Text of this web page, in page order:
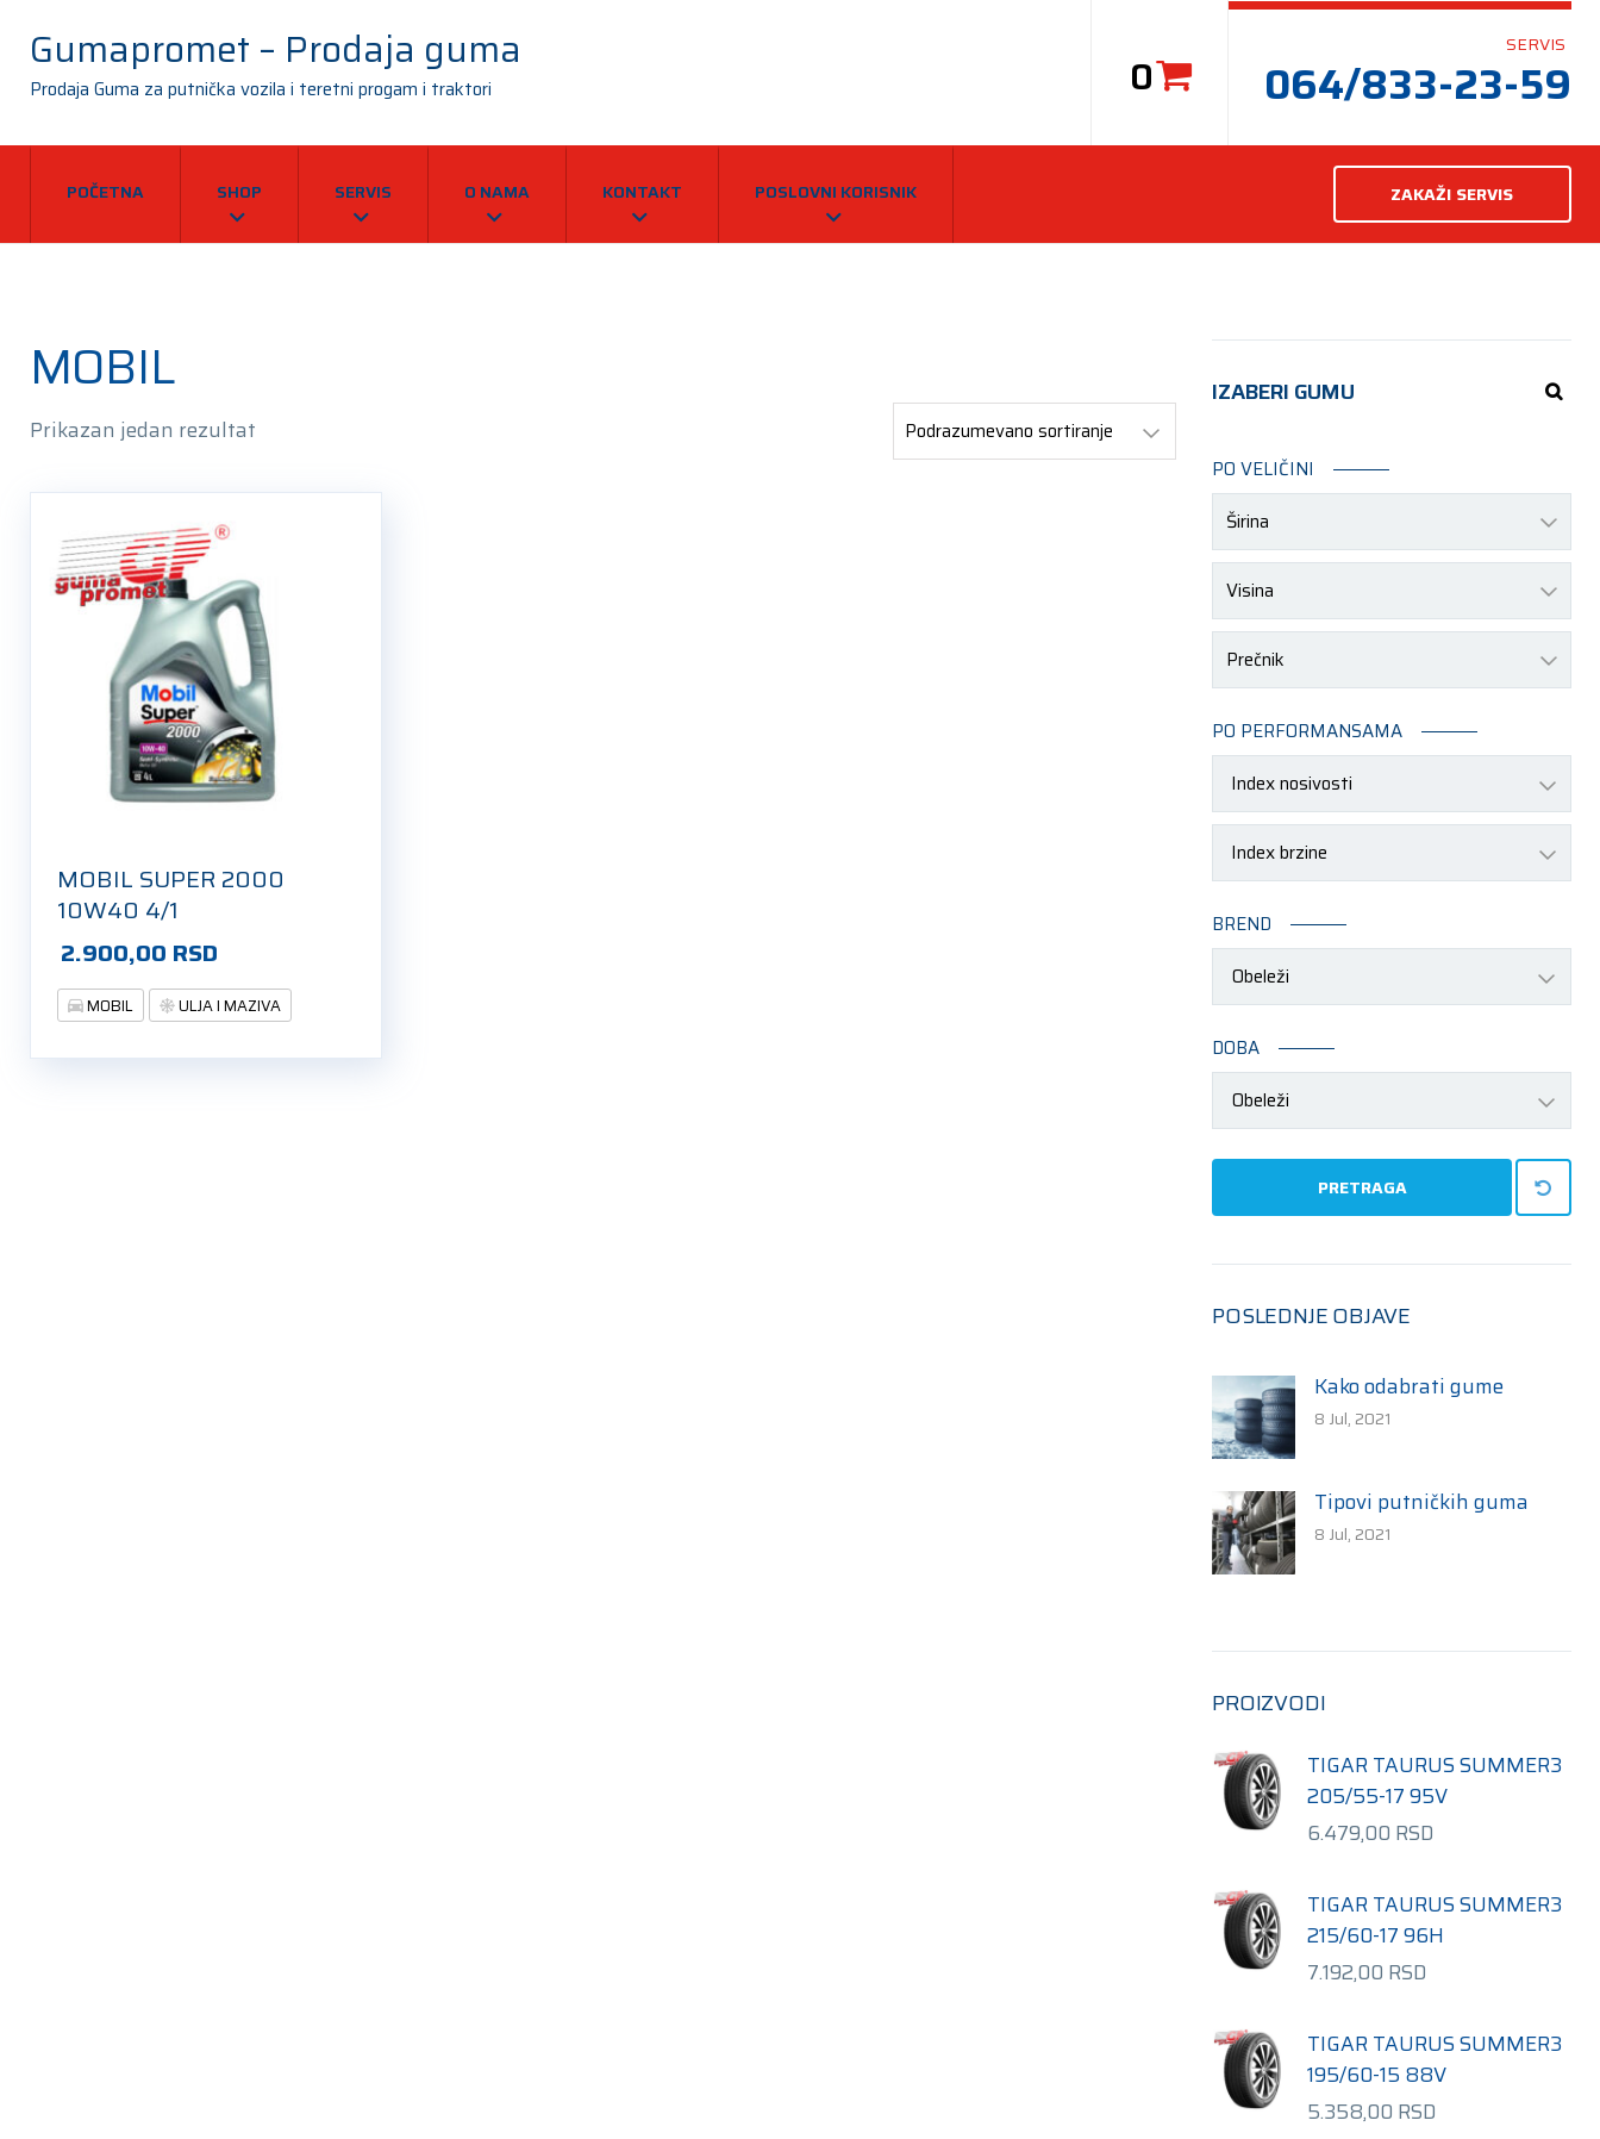
Gumapromet – Prodaja guma
Prodaja Guma za putnička vozila i teretni progam i traktori 0
SERVIS
064/833-23-59
ZAKAŽI SERVIS
POČETNA SHOP SERVIS O NAMA KONTAKT POSLOVNI KORISNIK
MOBIL
Prikazan jedan rezultat
MOBIL SUPER 2000
10W40 4/1
2.900,00 RSD
MOBIL ULJA I MAZIVA
IZABERI GUMU
PO VELIČINI
Širina
Visina
Prečnik
PO PERFORMANSAMA
BREND
Obeleži
DOBA
Obeleži
PRETRAGA
POSLEDNJE OBJAVE
Kako odabrati gume
8 Jul, 2021
Tipovi putničkih guma
8 Jul, 2021
PROIZVODI
TIGAR TAURUS SUMMER3
205/55-17 95V
6.479,00 RSD
TIGAR TAURUS SUMMER3
215/60-17 96H
7.192,00 RSD
TIGAR TAURUS SUMMER3
195/60-15 88V
5.358,00 RSD